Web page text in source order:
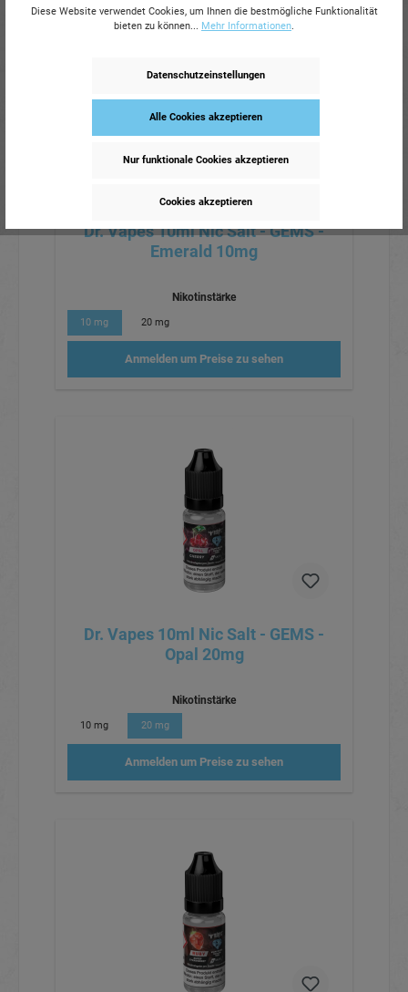
Dr. Vapes 10ml Nic Salt - GEMS -
Emerald 10mg
Nikotinstärke
10 mg 20 mg
Anmelden um Preise zu sehen
Dr. Vapes 10ml Nic Salt - GEMS -
Opal 20mg
Nikotinstärke
10 mg 20 mg
Anmelden um Preise zu sehen
Diese Website verwendet Cookies, um Ihnen die bestmögliche Funktionalität
bieten zu können... Mehr Informationen.
Datenschutzeinstellungen
Alle Cookies akzeptieren
Nur funktionale Cookies akzeptieren
Cookies akzeptieren